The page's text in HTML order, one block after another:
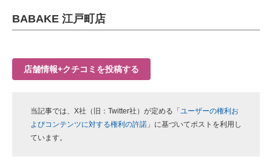
BABAKE 江戸町店
店舗情報+クチコミを投稿する
当記事では、X社（旧：Twitter社）が定める「 ユーザーの権利お
よびコンテンツに対する権利の許諾 」に基づいてポストを利用し
ています。